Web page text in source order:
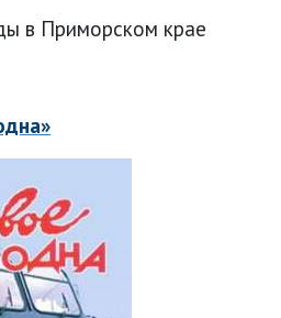
в Приморском крае